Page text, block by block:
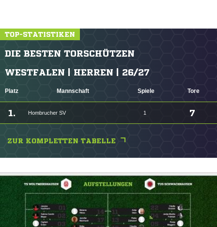
TOP-STATISTIKEN
DIE BESTEN TORSCHÜTZEN
WESTFALEN | HERREN | 26/27
Platz Mannschaft Spiele Tore
1. Hombrucher SV 1 7
ZUR KOMPLETTEN TABELLE